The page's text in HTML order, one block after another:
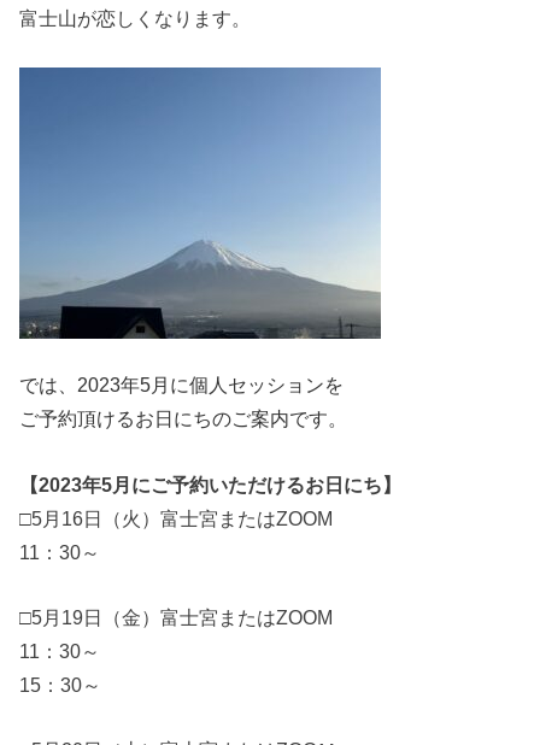
富士山が恋しくなります。
では、2023年5月に個人セッションを
ご予約頂けるお日にちのご案内です。
【2023年5月にご予約いただけるお日にち】
□5月16日（火）富士宮またはZOOM
11：30～
□5月19日（金）富士宮またはZOOM
11：30～
15：30～